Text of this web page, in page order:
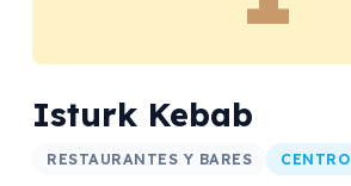
Isturk Kebab
RESTAURANTES Y BARES CENTRO